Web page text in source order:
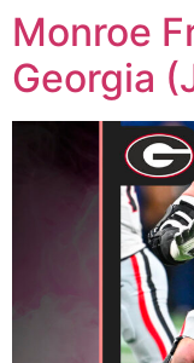
Monroe
Georgia